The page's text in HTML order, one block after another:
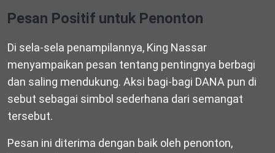
Pesan Positif untuk Penonton
Di sela-sela penampilannya, King Nassar
menyampaikan pesan tentang pentingnya berbagi
dan saling mendukung. Aksi bagi-bagi DANA pun di
sebut sebagai simbol sederhana dari semangat
tersebut.
Pesan ini diterima dengan baik oleh penonton,